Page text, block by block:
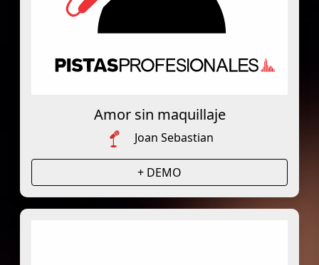
Amor sin maquillaje
Joan Sebastian
+ DEMO